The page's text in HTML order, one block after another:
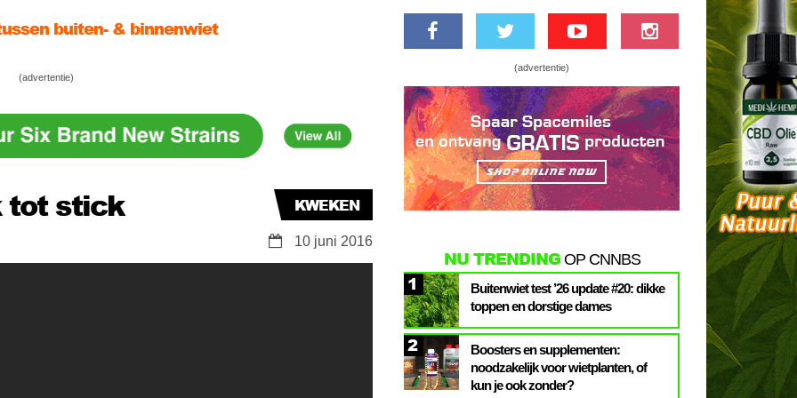
buiten- & binnenwiet
2 planten, 1 Kind K5 XL 1000
Grow!
(advertentie)
tot stick KWEKEN
10 juni 2016
(advertentie)
NU TRENDINGOP CNNBS
1
Buitenwiet test ’26 update #20: dikke
toppen en dorstige dames
2
Boosters en supplementen:
noodzakelijk voor wietplanten, of
kun je ook zonder?